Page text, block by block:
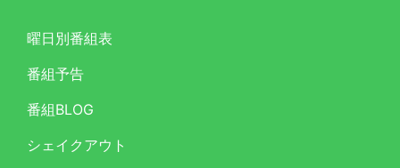
曜日別番組表
番組予告
番組BLOG
シェイクアウト